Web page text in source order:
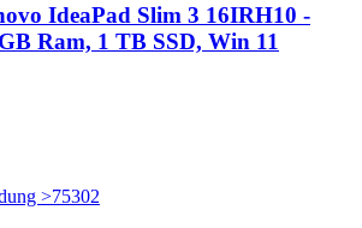
IdeaPad Slim 3 16IRH10 -
Ram, 1 TB SSD, Win 11